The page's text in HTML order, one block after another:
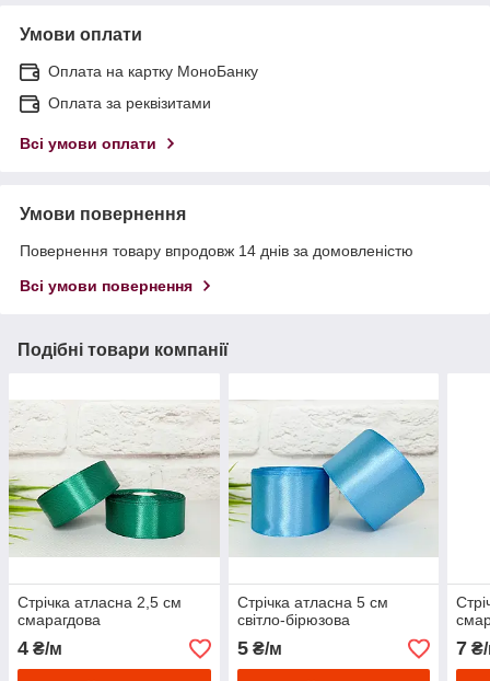
Умови оплати
Оплата на картку МоноБанку
Оплата за реквізитами
Всі умови оплати
Умови повернення
Повернення товару впродовж 14 днів за домовленістю
Всі умови повернення
Подібні товари компанії
Стрічка атласна 2,5 см
смарагдова
4 ₴/м
Стрічка атласна 5 см
світло-бірюзова
5₴/м 7